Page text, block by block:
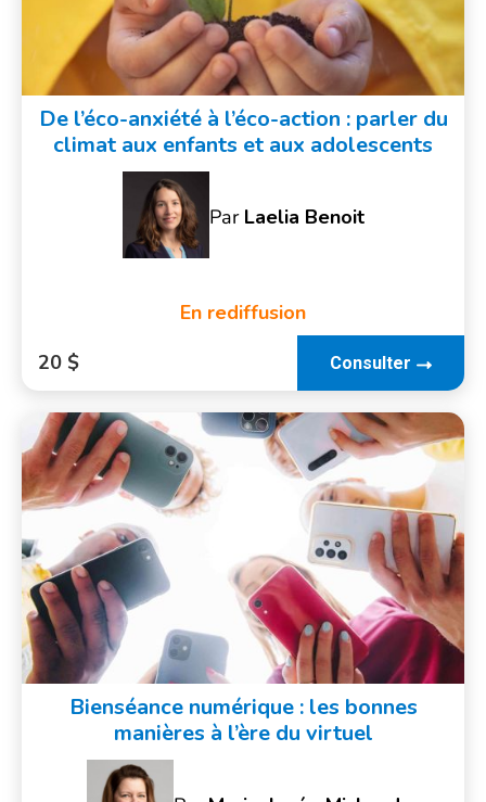
De l’éco-anxiété à l’éco-action : parler du
climat aux enfants et aux adolescents
Par Laelia Benoit
En rediffusion
20 $
Consulter
Bienséance numérique : les bonnes
manières à l’ère du virtuel